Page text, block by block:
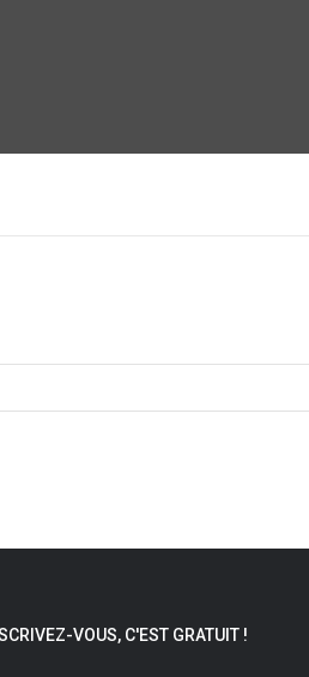
VOUS, C'EST GRATUIT !